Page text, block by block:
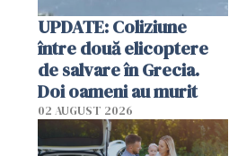
UPDATE: Coliziune
între două elicoptere
de salvare în Grecia.
Doi oameni au murit
02 AUGUST 2026